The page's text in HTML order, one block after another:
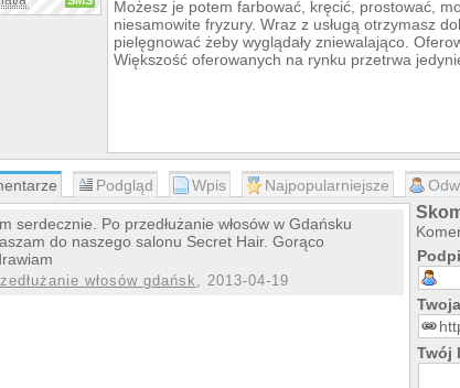
Możesz je potem farbować, kręcić, prostować,
niesamowite fryzury. Wraz z usługą otrzymasz
pielęgnować żeby wyglądały zniewalająco.
Większość oferowanych na rynku przetrwa
Podgląd Wpis Najpopularniejsze
serdecznie. Po przedłużanie włosów w Gdańsku
do naszego salonu Secret Hair. Gorąco
włosów gdańsk , 2013-04-19
Twój